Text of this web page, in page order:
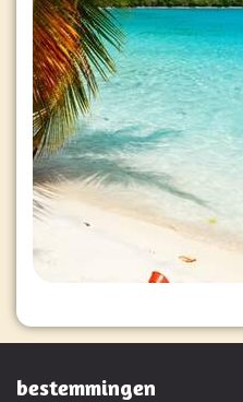
bestemmingen